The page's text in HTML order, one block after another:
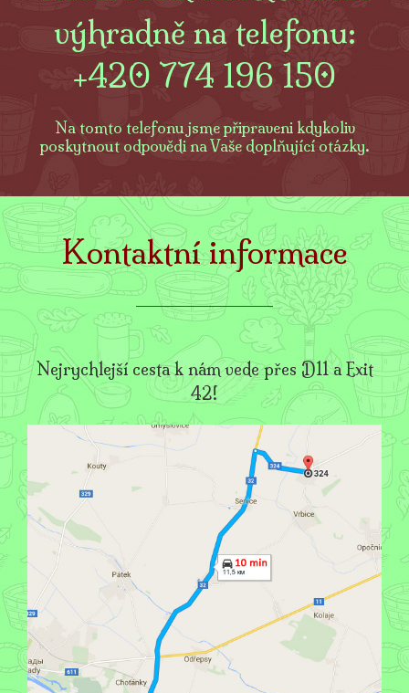
výhradně na telefonu:
+420 774 196 150
Na tomto telefonu jsme připraveni kdykoliv
poskytnout odpovědi na Vaše doplňující otázky.
Kontaktní informace
Nejrychlejší cesta k nám vede přes D11 a Exit
42!